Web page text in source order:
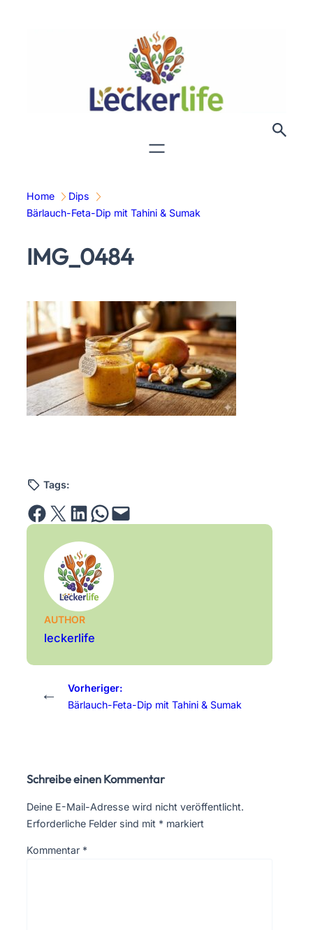
Home
Dips
Bärlauch-Feta-Dip mit Tahini & Sumak
IMG_0484
Tags:
Share on Facebook Email this Page Share on LinkedIn Share on WhatsApp Email this Page
AUTHOR
leckerlife
←
Vorheriger:
Bärlauch-Feta-Dip mit Tahini & Sumak
Schreibe einen Kommentar
Deine E-Mail-Adresse wird nicht veröffentlicht.
Erforderliche Felder sind mit * markiert
Kommentar *